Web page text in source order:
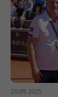
20.09.2025